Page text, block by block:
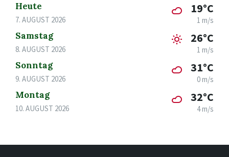
Heute
7. AUGUST 2026
19°C
1 m/s
Samstag
8. AUGUST 2026
26°C
1 m/s
Sonntag
9. AUGUST 2026
31°C
0 m/s
Montag
10. AUGUST 2026
32°C
4 m/s